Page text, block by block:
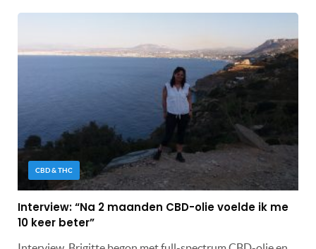
CBD & THC
Interview: “Na 2 maanden CBD-olie voelde ik me
10 keer beter”